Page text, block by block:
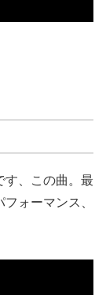
す、この曲。最
ォーマンス、